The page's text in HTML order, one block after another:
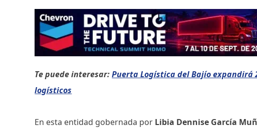
Te puede interesar:Puerta Logística del Bajío expandirá
logísticos
En esta entidad gobernada por Libia Dennise García